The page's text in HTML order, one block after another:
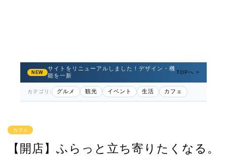
NEW
サイトをリニューアルしました！デザイン・機
能を一新
TOPへ >
カテゴリ: グルメ 観光 イベント 生活 カフェ
カフェ
【開店】ふらっと立ち寄りたくなる。